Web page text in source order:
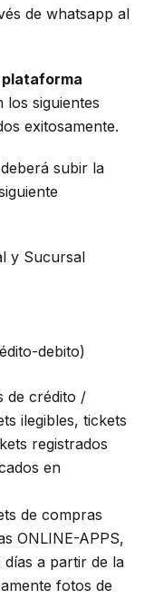
de whatsapp al
plataforma
los siguientes
exitosamente.
subir la
y Sucursal
debito)
de crédito /
ilegibles, tickets
registrados
en
de compras
ONLINE-APPS,
a partir de la
fotos de